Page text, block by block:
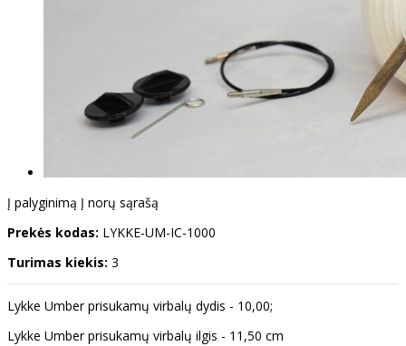
Į palyginimą Į norų sąrašą
Prekės kodas: LYKKE-UM-IC-1000
Turimas kiekis: 3
Lykke Umber prisukamų virbalų dydis - 10,00;
Lykke Umber prisukamų virbalų ilgis - 11,50 cm